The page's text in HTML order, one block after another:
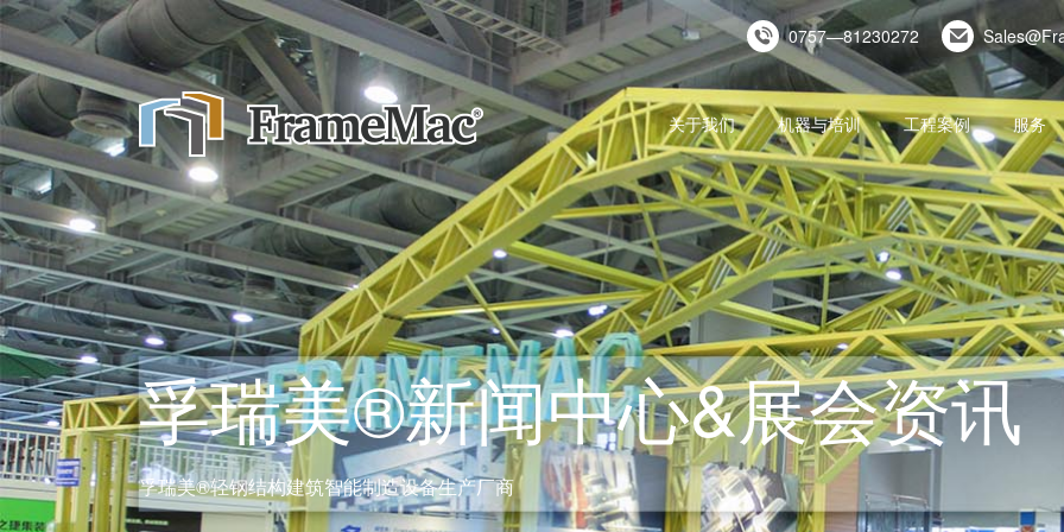
0757—81230272
关于我们 机器与培训 工程案例 服务
孚瑞美®新闻中心&展会资讯
孚瑞美®轻钢结构建筑智能制造设备生产厂商